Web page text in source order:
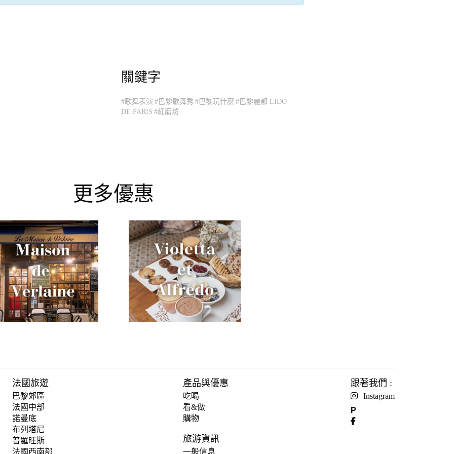
關鍵字
#歌舞表演 #巴黎歌舞秀 #巴黎玩什麼 #巴黎麗都 LIDO
DE PARIS #紅磨坊
更多優惠
法國旅遊
巴黎郊區
法國中部
諾曼底
布列塔尼
普羅旺斯
法國西南部
產品與優惠
吃喝
看&做
購物
旅游資訊
一般信息
跟著我們 :
Instagram
P